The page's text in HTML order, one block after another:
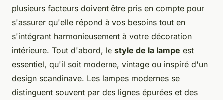
plusieurs facteurs doivent être pris en compte pour
s'assurer qu'elle répond à vos besoins tout en
s'intégrant harmonieusement à votre décoration
intérieure. Tout d'abord, le style de la lampe est
essentiel, qu'il soit moderne, vintage ou inspiré d'un
design scandinave. Les lampes modernes se
distinguent souvent par des lignes épurées et des